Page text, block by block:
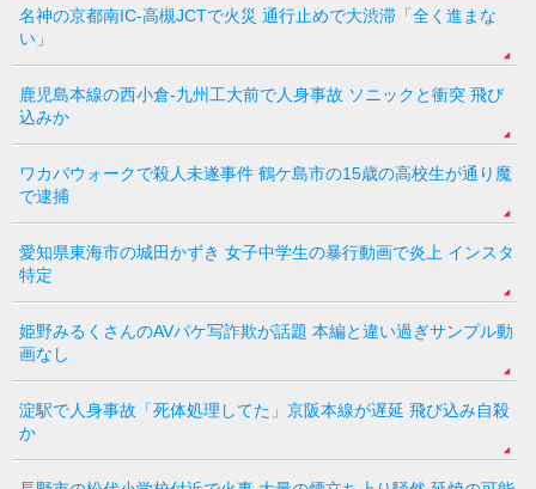
名神の京都南IC-高槻JCTで火災 通行止めで大渋滞「全く進まな
い」
鹿児島本線の西小倉-九州工大前で人身事故 ソニックと衝突 飛び
込みか
ワカバウォークで殺人未遂事件 鶴ケ島市の15歳の高校生が通り魔
で逮捕
愛知県東海市の城田かずき 女子中学生の暴行動画で炎上 インスタ
特定
姫野みるくさんのAVパケ写詐欺が話題 本編と違い過ぎサンプル動
画なし
淀駅で人身事故「死体処理してた」京阪本線が遅延 飛び込み自殺
か